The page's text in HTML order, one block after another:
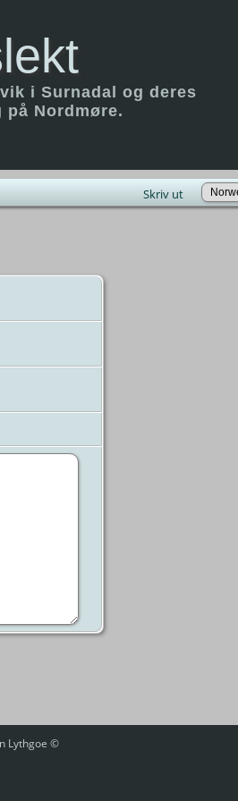
i Surnadal og deres
Nordmøre.
Skriv ut
Lythgoe ©